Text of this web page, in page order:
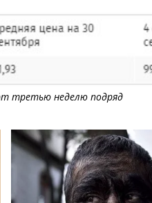
третью неделю подряд